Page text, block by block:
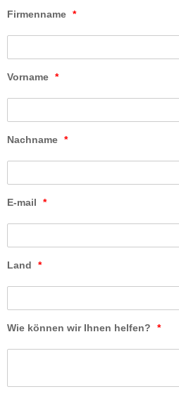
Firmenname *
Vorname *
Nachname *
E-mail *
Land *
Wie können wir Ihnen helfen? *